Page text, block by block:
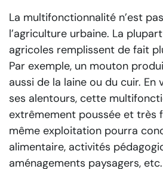
La multifonctionnalité n’est
l’agriculture urbaine. La
agricoles remplissent de fait
Par exemple, un mouton
aussi de la laine ou du cuir. En
ses alentours, cette
extrêmement poussée et très
même exploitation pourra
alimentaire, activités
aménagements paysagers, etc.